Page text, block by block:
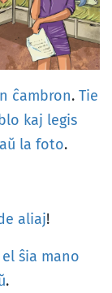
ĉambron. Tie
kaj legis
la foto.
aliaj!
el ŝia mano
.